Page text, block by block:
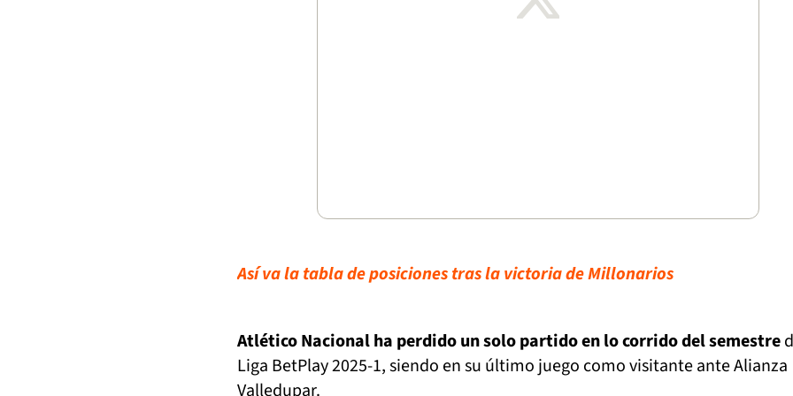
Así va la tabla de posiciones tras la victoria de Millonarios
Atlético Nacional ha perdido un solo partido en lo corrido del semestre
Liga BetPlay 2025-1, siendo en su último juego como visitante ante Alianza
Valledupar.